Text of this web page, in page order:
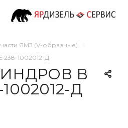
ЯМЗ (V-образные)
1002012-Д
В
Д